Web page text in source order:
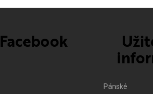
Facebook
Pánské